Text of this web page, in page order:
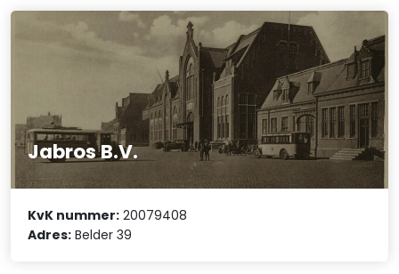
Jabros B.V.
KvK nummer: 20079408
Adres: Belder 39